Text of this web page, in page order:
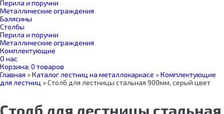
Перила и поручни
Металлические ограждения
Балясины
Столбы
Перила и поручни
Металлические ограждения
Комплектующие
О нас
Корзина: 0 товаров
Главная »Каталог лестниц на металлокаркасе »Комплектующие
для лестниц »Столб для лестницы стальная 900мм, серый цвет
Столб для лестницы стальная